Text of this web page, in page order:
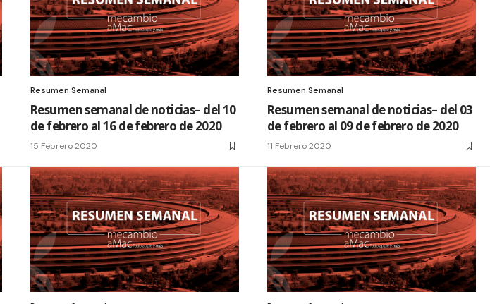
Resumen Semanal
Resumen semanal de noticias– del 10
de febrero al 16 de febrero de 2020
15 Febrero 2020
Resumen Semanal
Resumen semanal de noticias– del 03
de febrero al 09 de febrero de 2020
11 Febrero 2020